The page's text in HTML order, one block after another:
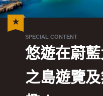
悠遊在蔚
之島遊覽